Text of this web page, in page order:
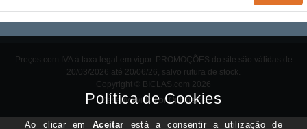
Preços com IVA à taxa legal em vigor. PROMOÇÕES do site são válidas de
20/03/2026 até 20/06/26, salvo rutura de stock.
Copyright © BICLAS.com 2026
Desenvolvido por Optimeios